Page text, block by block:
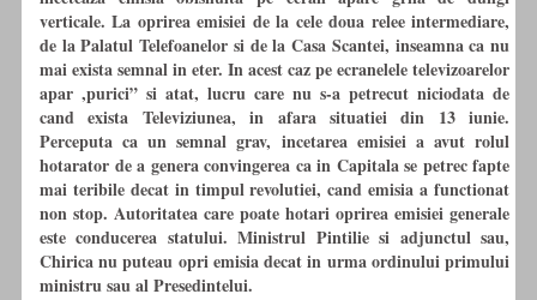
verticale. La oprirea emisiei de la cele doua relee intermediare,
de la Palatul Telefoanelor si de la Casa Scantei, inseamna ca nu
mai exista semnal in eter. In acest caz pe ecranelele televizoarelor
apar ,purici” si atat, lucru care nu s-a petrecut niciodata de
cand exista Televiziunea, in afara situatiei din 13 iunie.
Perceputa ca un semnal grav, incetarea emisiei a avut rolul
hotarator de a genera convingerea ca in Capitala se petrec fapte
mai teribile decat in timpul revolutiei, cand emisia a functionat
non stop. Autoritatea care poate hotari oprirea emisiei generale
este conducerea statului. Ministrul Pintilie si adjunctul sau,
Chirica nu puteau opri emisia decat in urma ordinului primului
ministru sau al Presedintelui.